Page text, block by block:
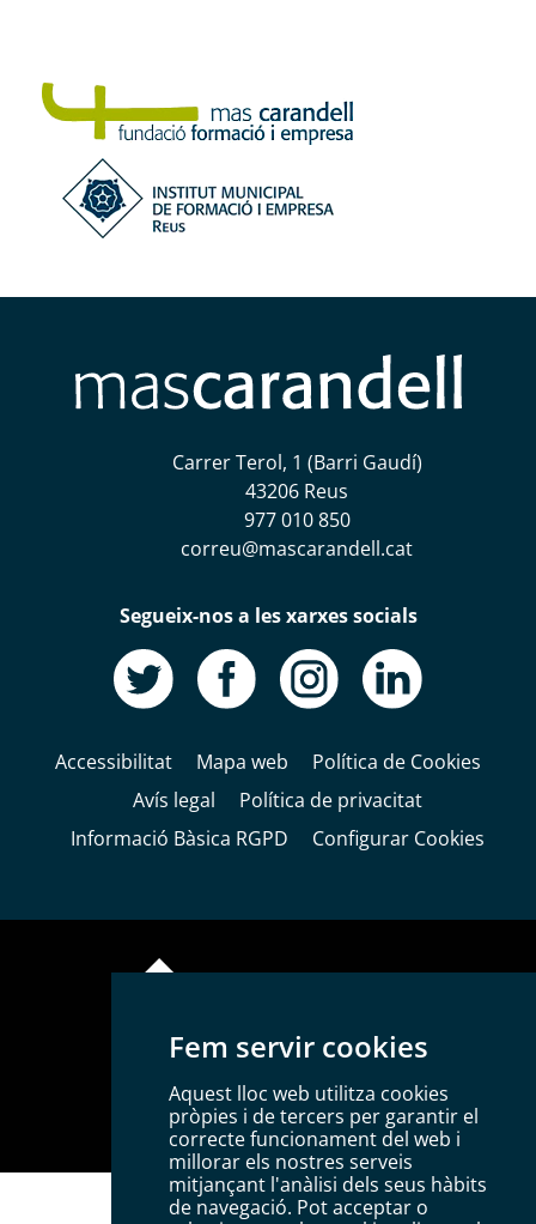
Fem servir cookies
Aquest lloc web utilitza cookies
pròpies i de tercers per garantir el
correcte funcionament del web i
millorar els nostres serveis
mitjançant l'anàlisi dels seus hàbits
de navegació. Pot acceptar o
Carrer Terol, 1 (Barri Gaudí)
43206 Reus
977 010 850
correu@mascarandell.cat
Segueix-nos a les xarxes socials
Accessibilitat Mapa web
Política de Cookies
Avís legal
Política de privacitat
Informació Bàsica RGPD
Configurar Cookies
977 010 010
ajuntament@reus.cat|reus.cat